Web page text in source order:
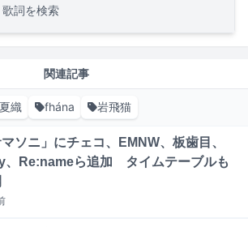
詞を検索
関連記事
織 fhána 岩飛猫
マソニ」にチェコ、EMNW、板歯目、
、Re:nameら追加 タイムテーブルも